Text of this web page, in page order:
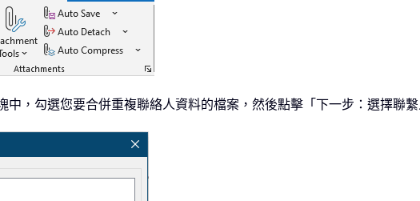
，勾選您要合併重複聯絡人資料的檔案，然後點擊「下一步：選擇聯繫